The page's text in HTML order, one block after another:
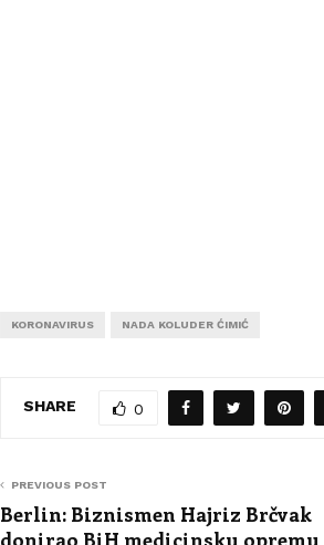
KORONAVIRUS NADA KOLUDER ĆIMIĆ
SHARE 0
PREVIOUS POST
Berlin: Biznismen Hajriz Brčvak
donirao BiH medicinsku opremu